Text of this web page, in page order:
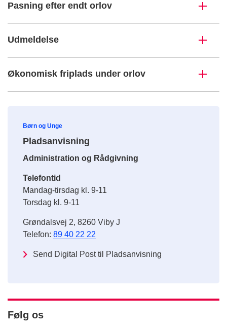
Pasning efter endt orlov
Udmeldelse
Økonomisk friplads under orlov
Børn og Unge
Pladsanvisning
Administration og Rådgivning
Telefontid
Mandag-tirsdag kl. 9-11
Torsdag kl. 9-11
Grøndalsvej 2, 8260 Viby J
Telefon: 89 40 22 22
Send Digital Post til Pladsanvisning
Følg os